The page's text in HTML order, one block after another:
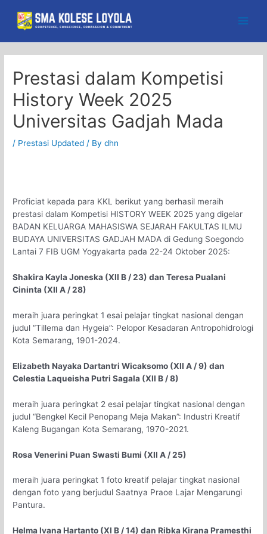
content
Prestasi dalam Kompetisi
History Week 2025
Universitas Gadjah Mada
/ Prestasi Updated / Bydhn
Proficiat kepada para KKL berikut yang berhasil meraih
prestasi dalam Kompetisi HISTORY WEEK 2025 yang digelar
BADAN KELUARGA MAHASISWA SEJARAH FAKULTAS ILMU
BUDAYA UNIVERSITAS GADJAH MADA di Gedung Soegondo
Lantai 7 FIB UGM Yogyakarta pada 22-24 Oktober 2025:
Shakira Kayla Joneska (XII B / 23) dan Teresa Pualani
Cininta (XII A / 28)
meraih juara peringkat 1 esai pelajar tingkat nasional dengan
judul “Tillema dan Hygeia”: Pelopor Kesadaran Antropohidrologi
Kota Semarang, 1901-2024.
Elizabeth Nayaka Dartantri Wicaksomo (XII A / 9) dan
Celestia Laqueisha Putri Sagala (XII B / 8)
meraih juara peringkat 2 esai pelajar tingkat nasional dengan
judul “Bengkel Kecil Penopang Meja Makan”: Industri Kreatif
Kaleng Bugangan Kota Semarang, 1970-2021.
Rosa Venerini Puan Swasti Bumi (XII A / 25)
meraih juara peringkat 1 foto kreatif pelajar tingkat nasional
dengan foto yang berjudul Saatnya Praoe Lajar Mengarungi
Pantura.
Helma Ivana Hartanto (XI B / 14) dan Ribka Kirana Pramesthi